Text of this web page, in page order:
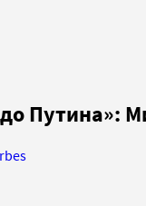
до Путина»: